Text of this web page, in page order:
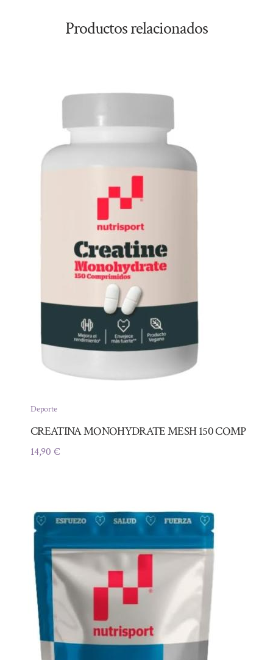
Productos relacionados
Deporte
CREATINA MONOHYDRATE MESH 150 COMP
14,90 €